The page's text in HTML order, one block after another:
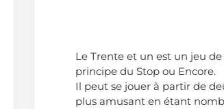
Le Trente et un est un jeu
principe du Stop ou Encore.
Il peut se jouer à partir de
plus amusant en étant